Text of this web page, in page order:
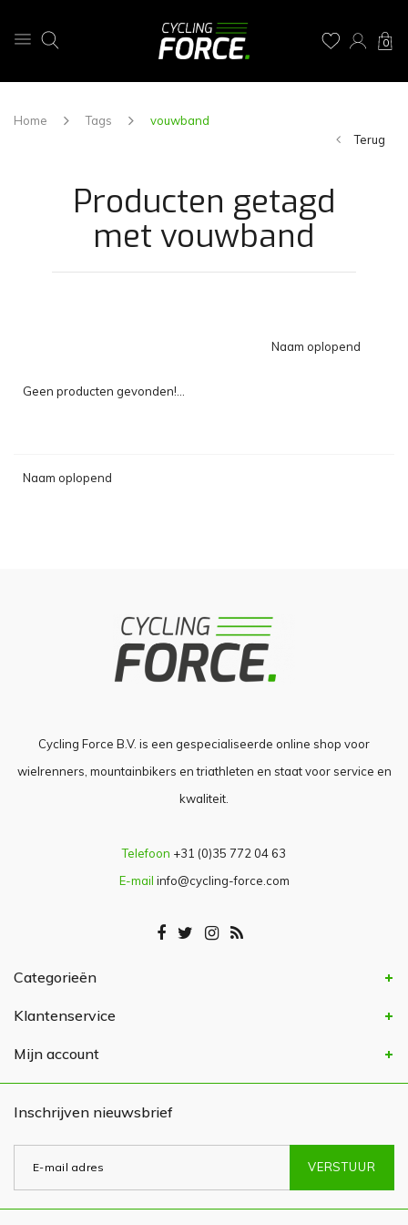
0
Home Tags
vouwband
Terug
Producten getagd
met vouwband
Naam oplopend
Geen producten gevonden!...
Naam oplopend
Cycling Force B.V. is een gespecialiseerde online shop voor
wielrenners, mountainbikers en triathleten en staat voor service en
kwaliteit.
Telefoon +31 (0)35 772 04 63
E-mail info@cycling-force.com
Categorieën
Klantenservice
Mijn account
Inschrijven nieuwsbrief
VERSTUUR